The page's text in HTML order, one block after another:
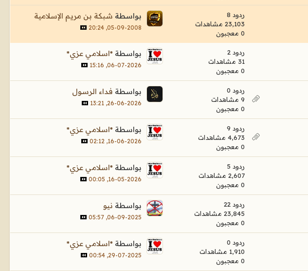
ردود 8
23,103 مشاهدات
0 معجبون
بواسطة شبكة بن مريم الإسلامية
05-09-2008, 20:24
ردود 2
31 مشاهدات
0 معجبون
بواسطة*اسلامي عزي*
06-07-2026, 15:16
ردود 0
9 مشاهدات
0 معجبون
بواسطة فداء الرسول
26-06-2026, 13:21
ردود 9
4,673 مشاهدات
0 معجبون
بواسطة*اسلامي عزي*
16-06-2026, 02:12
ردود 5
2,607 مشاهدات
0 معجبون
بواسطة*اسلامي عزي*
16-05-2026, 00:05
ردود 22
23,845 مشاهدات
0 معجبون
بواسطة نيو
06-09-2025, 05:57
ردود 0
1,910 مشاهدات
0 معجبون
بواسطة*اسلامي عزي*
29-07-2025, 00:54